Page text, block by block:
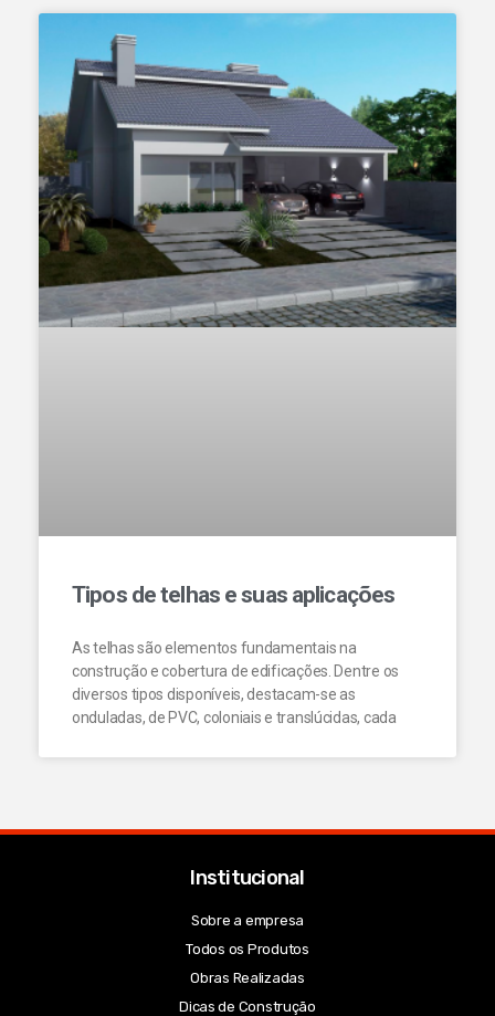
Tipos de telhas e suas aplicações
As telhas são elementos fundamentais na
construção e cobertura de edificações. Dentre os
diversos tipos disponíveis, destacam-se as
onduladas, de PVC, coloniais e translúcidas, cada
Institucional
Sobre a empresa
Todos os Produtos
Obras Realizadas
Dicas de Construção